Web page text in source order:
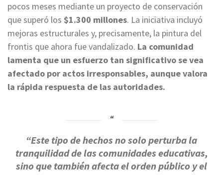
pocos meses mediante un proyecto de conservación
que superó los $1.300 millones. La iniciativa incluyó
mejoras estructurales y, precisamente, la pintura del
frontis que ahora fue vandalizado. La comunidad
lamenta que un esfuerzo tan significativo se vea
afectado por actos irresponsables, aunque valora
la rápida respuesta de las autoridades.
“Este tipo de hechos no solo perturba la
tranquilidad de las comunidades educativas,
sino que también afecta el orden público y el